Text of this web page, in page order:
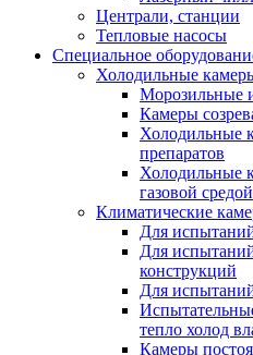
Централи, станции
Тепловые насосы
Специальное
Холодильные
Морозильные
Камеры
Холодильные
препаратов
Холодильные
газовой средой
Климатические
Для
Для
конструкций
Для
тепло холод
Камеры